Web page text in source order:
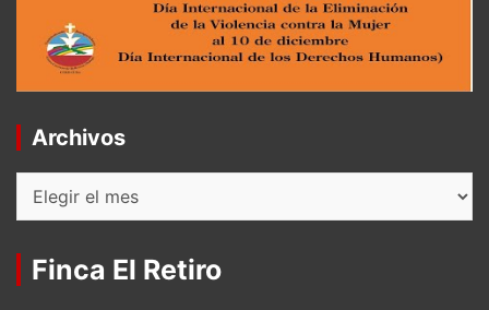
Archivos
Archivos
Finca El Retiro